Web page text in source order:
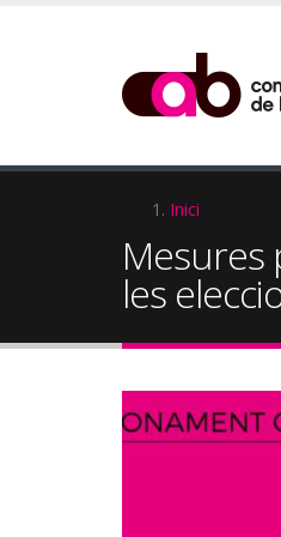
d'Ariadna
Inici
Mesures
les